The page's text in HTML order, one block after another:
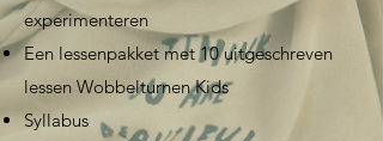
experimenteren
Een lessenpakket met 10 uitgeschreven
lessen Wobbelturnen Kids
Syllabus